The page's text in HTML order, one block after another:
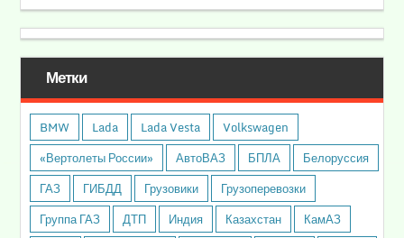
Метки
BMW Lada Lada Vesta
Volkswagen
«Вертолеты России»
АвтоВАЗ БПЛА
Белоруссия
ГАЗ
ГИБДД Грузовики
Грузоперевозки
Группа ГАЗ
ДТП Индия Казахстан
КамАЗ